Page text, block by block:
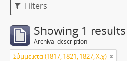
Filters
Showing 1 results
Archival description
Σύμμεικτα (1817, 1821, 1827, Χ.χ)